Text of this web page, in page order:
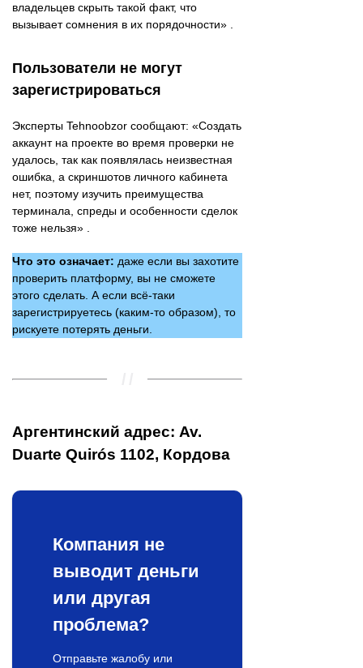
владельцев скрыть такой факт, что
вызывает сомнения в их порядочности» .
Пользователи не могут
зарегистрироваться
Эксперты Tehnoobzor сообщают: «Создать
аккаунт на проекте во время проверки не
удалось, так как появлялась неизвестная
ошибка, а скриншотов личного кабинета
нет, поэтому изучить преимущества
терминала, спреды и особенности сделок
тоже нельзя» .
Что это означает: даже если вы захотите
проверить платформу, вы не сможете
этого сделать. А если всё-таки
зарегистрируетесь (каким-то образом), то
рискуете потерять деньги.
Аргентинский адрес: Av.
Duarte Quirós 1102, Кордова
Компания не
выводит деньги
или другая
проблема?
Отправьте жалобу или